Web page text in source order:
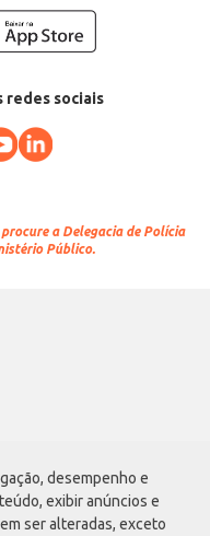
desempenho e
exibir anúncios e
ser alteradas, exceto
redes sociais
a Delegacia de Polícia
Público.
Maria, São Paulo - SP | CEP
0001-09